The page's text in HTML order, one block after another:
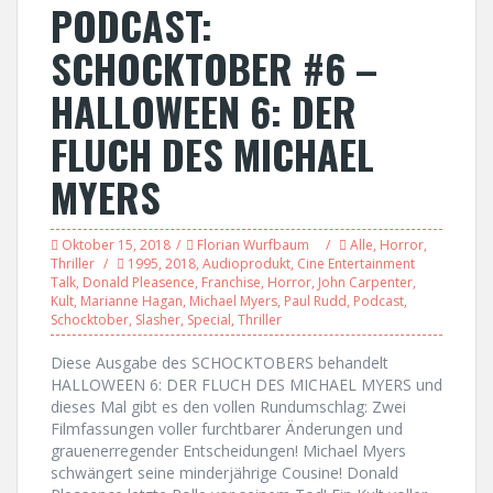
PODCAST:
SCHOCKTOBER #6 –
HALLOWEEN 6: DER
FLUCH DES MICHAEL
MYERS
Oktober 15, 2018 Florian Wurfbaum Alle, Horror,
Thriller
1995, 2018, Audioprodukt, Cine Entertainment
Talk, Donald Pleasence, Franchise, Horror, John Carpenter,
Kult, Marianne Hagan, Michael Myers, Paul Rudd, Podcast,
Schocktober, Slasher, Special, Thriller
Diese Ausgabe des SCHOCKTOBERS behandelt
HALLOWEEN 6: DER FLUCH DES MICHAEL MYERS und
dieses Mal gibt es den vollen Rundumschlag: Zwei
Filmfassungen voller furchtbarer Änderungen und
grauenerregender Entscheidungen! Michael Myers
schwängert seine minderjährige Cousine! Donald